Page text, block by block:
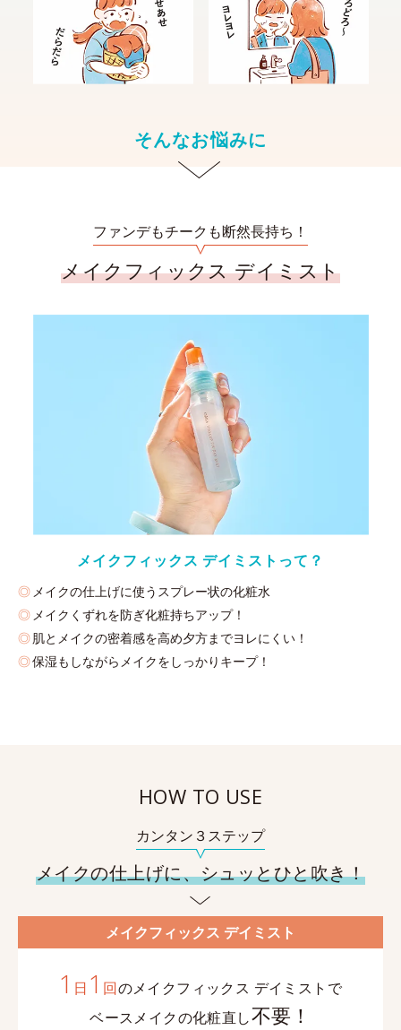
そんなお悩みに
ファンデもチークも断然長持ち！
メイクフィックス デイミスト
メイクフィックス デイミストって？
メイクの仕上げに使うスプレー状の化粧水
メイクくずれを防ぎ化粧持ちアップ！
肌とメイクの密着感を高め夕方までヨレにくい！
保湿もしながらメイクをしっかりキープ！
HOW TO USE
カンタン３ステップ
メイクの仕上げに、シュッとひと吹き！
メイクフィックス デイミスト
1 日 1 回のメイクフィックス デイミストで
ベースメイクの化粧直し不要！